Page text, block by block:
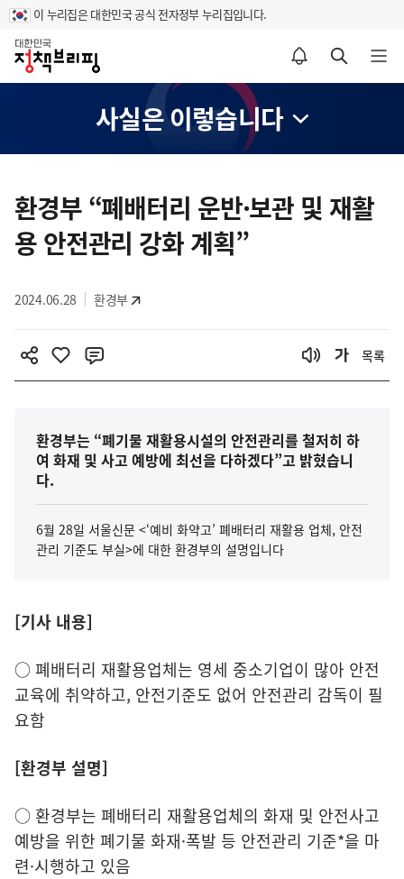
이 누리집은 대한민국 공식 전자정부 누리집입니다.
홈
알림설정 바로가기 검색 바로가기 메뉴 열기
사실은 이렇습니다
텐
츠
영
환경부 “폐배터리 운반·보관 및 재활
용 안전관리 강화 계획”
2024.06.28 환경부
목록
환경부는 “폐기물 재활용시설의 안전관리를 철저히 하
여 화재 및 사고 예방에 최선을 다하겠다”고 밝혔습니
다.
6월 28일 서울신문 <‘예비 화약고’ 폐배터리 재활용 업체, 안전
관리 기준도 부실>에 대한 환경부의 설명입니다
[기사 내용]
○ 폐배터리 재활용업체는 영세 중소기업이 많아 안전
교육에 취약하고, 안전기준도 없어 안전관리 감독이 필
요함
[환경부 설명]
○ 환경부는 폐배터리 재활용업체의 화재 및 안전사고
예방을 위한 폐기물 화재·폭발 등 안전관리 기준*을 마
련·시행하고 있음